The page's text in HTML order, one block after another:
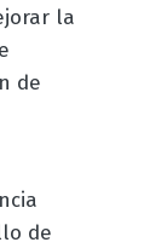
la
de
de